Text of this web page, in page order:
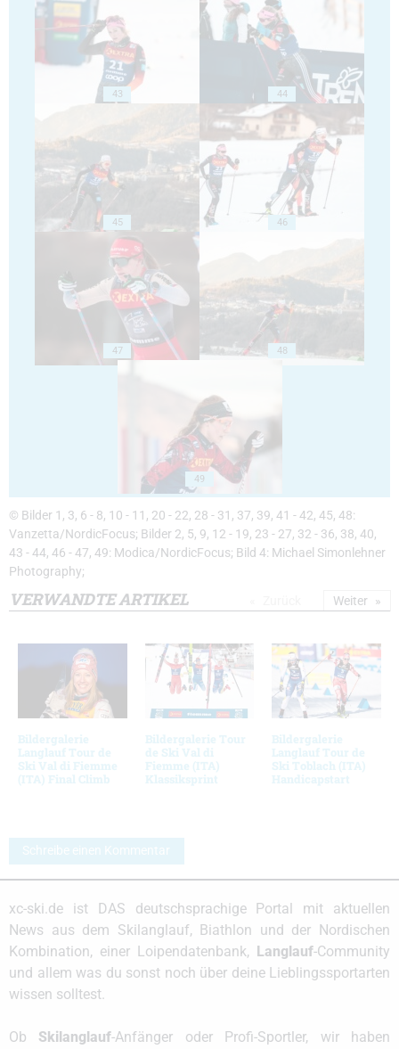
43 44
45 46
47 48
49
© Bilder 1, 3, 6 - 8, 10 - 11, 20 - 22, 28 - 31, 37, 39, 41 - 42, 45, 48:
Vanzetta/NordicFocus; Bilder 2, 5, 9, 12 - 19, 23 - 27, 32 - 36, 38, 40,
43 - 44, 46 - 47, 49: Modica/NordicFocus; Bild 4: Michael Simonlehner
Photography;
VERWANDTE ARTIKEL
Bildergalerie
Langlauf Tour de
Ski Val di Fiemme
(ITA) Final Climb
Bildergalerie Tour
de Ski Val di
Fiemme (ITA)
Klassiksprint
Bildergalerie
Langlauf Tour de
Ski Toblach (ITA)
Handicapstart
Weiter
Schreibe einen Kommentar
xc-ski.de ist DAS deutschsprachige Portal mit aktuellen
News aus dem Skilanglauf, Biathlon und der Nordischen
Kombination, einer Loipendatenbank, Langlauf-Community
und allem was du sonst noch über deine Lieblingssportarten
wissen solltest.
Ob Skilanglauf-Anfänger oder Profi-Sportler, wir haben